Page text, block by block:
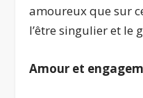
amoureux que sur
l’être singulier et le
Amour et en